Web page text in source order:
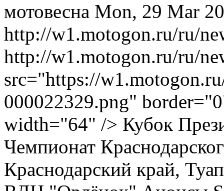
мотовесна Mon, 29 Mar
http://w1.motogon.ru/ru/
http://w1.motogon.ru/ru/
src="https://
000022329.png"
width="64" /> Кубок
Чемпионат
Краснодарский край,